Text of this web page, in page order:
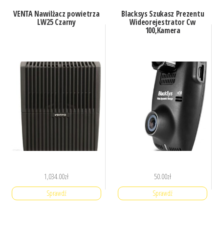
VENTA Nawilżacz powietrza
LW25 Czarny
1,034.00zł
Sprawdź
Blacksys Szukasz Prezentu
Wideorejestrator Cw
100,Kamera
50.00zł
Sprawdź